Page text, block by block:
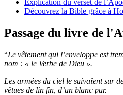
Découvrez la Bible grâce à
Passage du livre de
“Le vêtement qui l’enveloppe est
nom : « le Verbe de Dieu ».
Les armées du ciel le suivaient sur
vêtues de lin fin, d’un blanc pur.